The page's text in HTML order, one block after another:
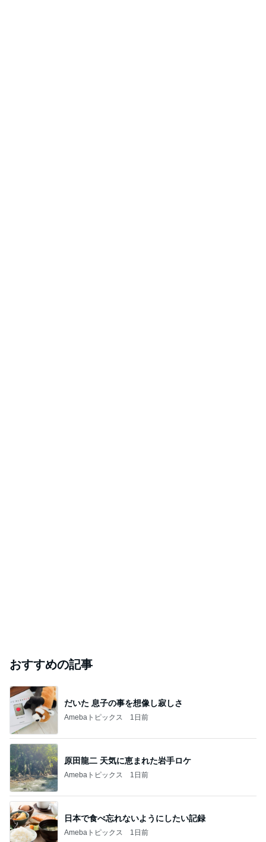
おすすめの記事
だいた 息子の事を想像し寂しさ
Amebaトピックス 1日前
原田龍二 天気に恵まれた岩手ロケ
Amebaトピックス 1日前
日本で食べ忘れないようにしたい記録
Amebaトピックス 1日前